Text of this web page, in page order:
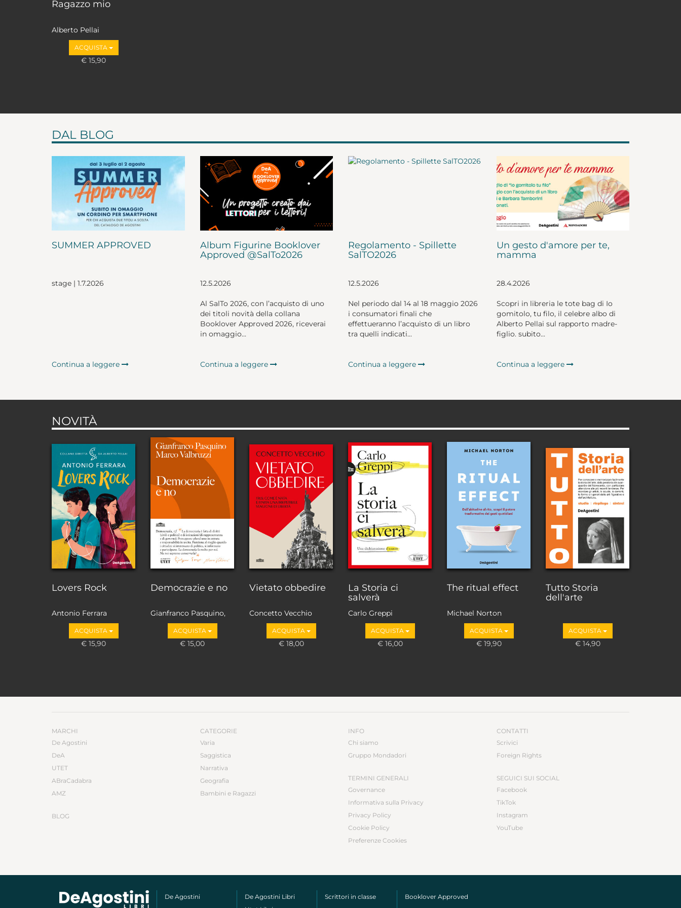
Ragazzo mio
Alberto Pellai
ACQUISTA
€ 15,90
DAL BLOG
SUMMER APPROVED
stage | 1.7.2026
Continua a leggere
Album Figurine Booklover
Approved @SalTo2026
12.5.2026
Al SalTo 2026, con l’acquisto di uno
dei titoli novità della collana
Booklover Approved 2026, riceverai
in omaggio...
Continua a leggere
Regolamento - Spillette
SalTO2026
12.5.2026
Nel periodo dal 14 al 18 maggio 2026
i consumatori finali che
effettueranno l’acquisto di un libro
tra quelli indicati...
Continua a leggere
Un gesto d'amore per te,
mamma
28.4.2026
Scopri in libreria le tote bag di Io
gomitolo, tu filo, il celebre albo di
Alberto Pellai sul rapporto madre-
figlio. subito...
Continua a leggere
NOVITÀ
Lovers Rock
Antonio Ferrara
ACQUISTA
€ 15,90
Democrazie e no
Gianfranco Pasquino,
Marco Valbruzzi
ACQUISTA
€ 15,00
Vietato obbedire
Concetto Vecchio
ACQUISTA
€ 18,00
La Storia ci
salverà
Carlo Greppi
ACQUISTA
€ 16,00
The ritual effect
Michael Norton
ACQUISTA
€ 19,90
Tutto Storia
dell'arte
ACQUISTA
€ 14,90
MARCHI
De Agostini
DeA
UTET
ABraCadabra
AMZ
BLOG
CATEGORIE
Varia
Saggistica
Narrativa
Geografia
Bambini e Ragazzi
INFO
Chi siamo
Gruppo Mondadori
TERMINI GENERALI
Governance
Informativa sulla Privacy
Privacy Policy
Cookie Policy
Preferenze Cookies
CONTATTI
Scrivici
Foreign Rights
SEGUICI SUI SOCIAL
Facebook
TikTok
Instagram
YouTube
De Agostini
De Agostini Libri
Scrittori in classe Booklover Approved